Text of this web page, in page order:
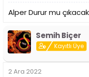
Alper Durur mu
Semih Biçer
Kayıtlı Üye
2 Ara 2022